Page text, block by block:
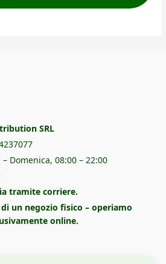
SRL
Domenica, 08:00 – 22:00
tramite corriere.
un negozio fisico – operiamo
online.